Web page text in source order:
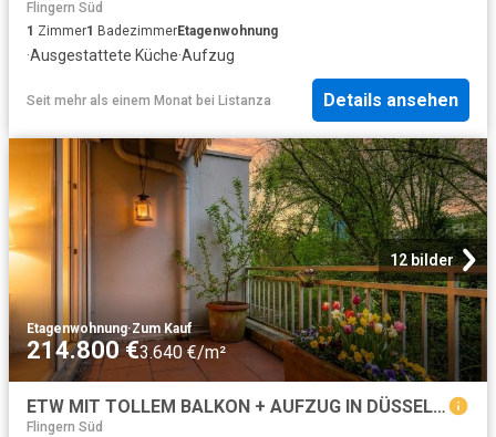
Flingern Süd
1 Zimmer1 BadezimmerEtagenwohnung
·Ausgestattete Küche·Aufzug
Seit mehr als einem Monat bei Listanza Details ansehen
12 bilder
Etagenwohnung·Zum Kauf
214.800 €3.640 €/m²
ETW MIT TOLLEM BALKON + AUFZUG IN DÜSSELDORF FLINGERN/DÜSSELTAL!
Flingern Süd